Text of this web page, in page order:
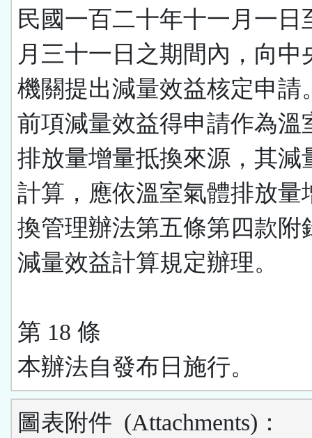
民國一百二十年十一月一日
月三十一日之期間內，向中
機關提出減量效益核定申請
前項減量效益得申請作為溫
排放量增量抵換來源，其減
計算，應依溫室氣體排放量
換管理辦法第五條第四款附
減量效益計算規定辦理。
第 18 條
本辦法自發布日施行。
圖表附件 (Attachments) ：